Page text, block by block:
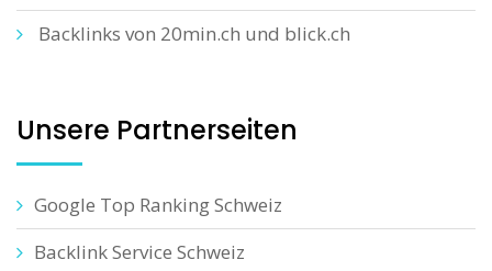
Backlinks von 20min.ch und blick.ch
Unsere Partnerseiten
Google Top Ranking Schweiz
Backlink Service Schweiz